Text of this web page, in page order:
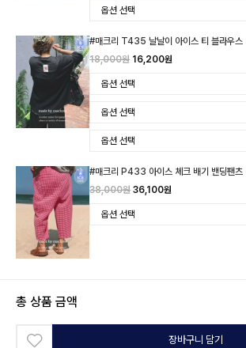
#매크리 T435 날날이 아이스 티 블라우스
18,000원 16,200원
#매크리 P433 아이스 체크 배기 밴딩팬츠
38,000원 36,100원
총 상품 금액
장바구니 담기